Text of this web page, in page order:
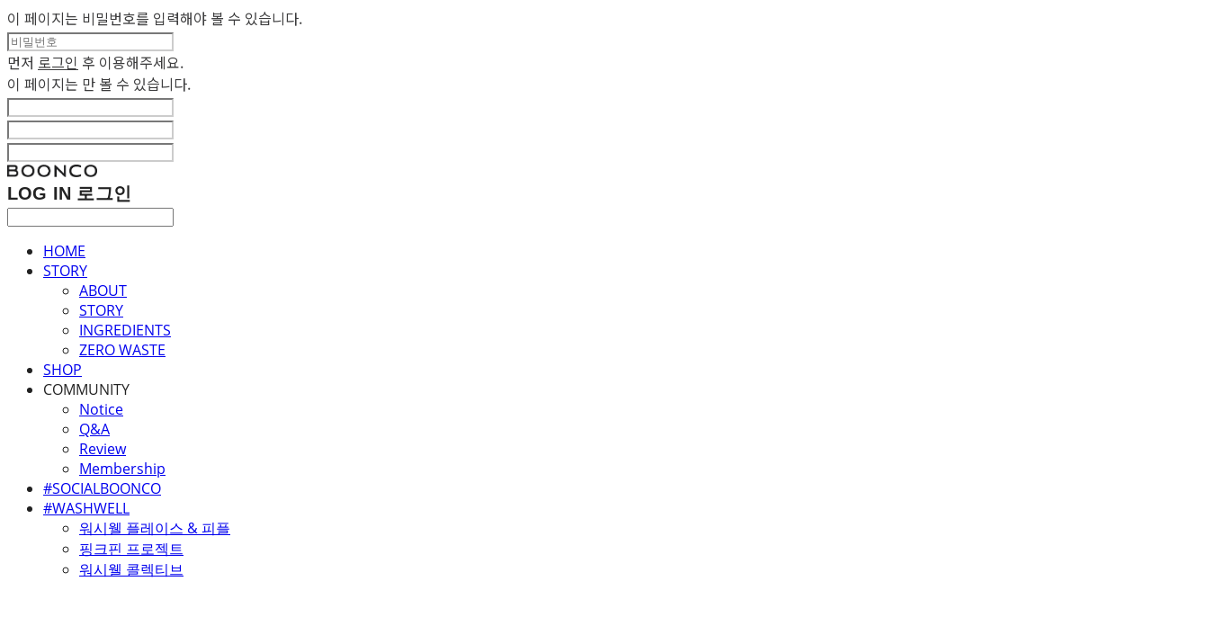
이 페이지는 비밀번호를 입력해야 볼 수 있습니다.
먼저 로그인 후 이용해주세요.
이 페이지는 만 볼 수 있습니다.
LOG IN 로그인
HOME
STORY
ABOUT
STORY
INGREDIENTS
ZERO WASTE
SHOP
COMMUNITY
Notice
Q&A
Review
Membership
#SOCIALBOONCO
#WASHWELL
워시웰 플레이스 & 피플
핑크핀 프로젝트
워시웰 콜렉티브